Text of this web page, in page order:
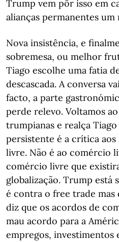
Trump vem pôr isso em
alianças permanentes um
Nova insistência, e
sobremesa, ou melhor
Tiago escolhe uma fatia
descascada. A conversa
facto, a parte
perde relevo. Voltamos
trumpianas e realça
persistente é a crítica
livre. Não é ao comércio
comércio livre que
globalização. Trump está
é contra o free trade mas
diz que os acordos de
mau acordo para a
empregos, investimentos